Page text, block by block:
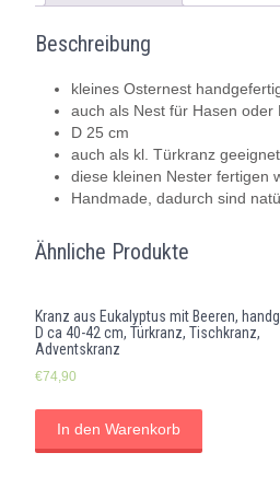
Beschreibung
kleines Osternest
auch als Nest für Hasen oder
D 25 cm
auch als kl. Türkranz geeignet
diese kleinen Nester fertigen
Handmade, dadurch sind
Ähnliche Produkte
Kranz aus Eukalyptus mit Beeren,
D ca 40-42 cm, Türkranz, Tischkranz,
Adventskranz
€74,90
In den Warenkorb